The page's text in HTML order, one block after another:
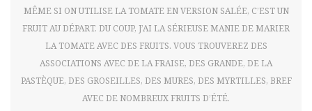
MÊME SI ON UTILISE LA TOMATE EN VERSION SALÉE, C’EST UN
FRUIT AU DÉPART. DU COUP, J’AI LA SÉRIEUSE MANIE DE MARIER
LA TOMATE AVEC DES FRUITS. VOUS TROUVEREZ DES
ASSOCIATIONS AVEC DE LA FRAISE, DES GRANDE, DE LA
PASTÈQUE, DES GROSEILLES, DES MURES, DES MYRTILLES, BREF
AVEC DE NOMBREUX FRUITS D’ÉTÉ.